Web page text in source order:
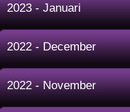
2023 - Januari
2022 - December
2022 - November